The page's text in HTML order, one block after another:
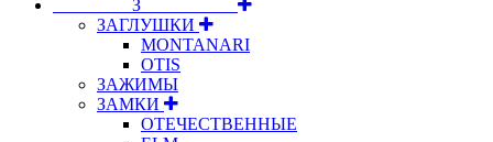
⠀⠀⠀⠀⠀⠀З⠀⠀⠀⠀⠀⠀⠀
ЗАГЛУШКИ
MONTANARI
OTIS
ЗАЖИМЫ
ЗАМКИ
ОТЕЧЕСТВЕННЫЕ